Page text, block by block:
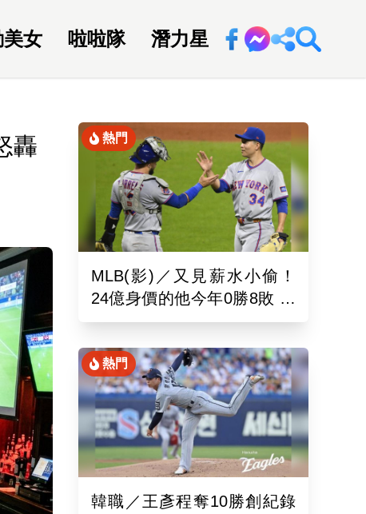
女 啦啦隊 潛力星 回新聞網
轟
熱門
MLB(影)／又見薪水小偷！
24億身價的他今年0勝8敗 幽
靈指叉只能從牛棚出發
熱門
韓職／王彥程奪10勝創紀錄